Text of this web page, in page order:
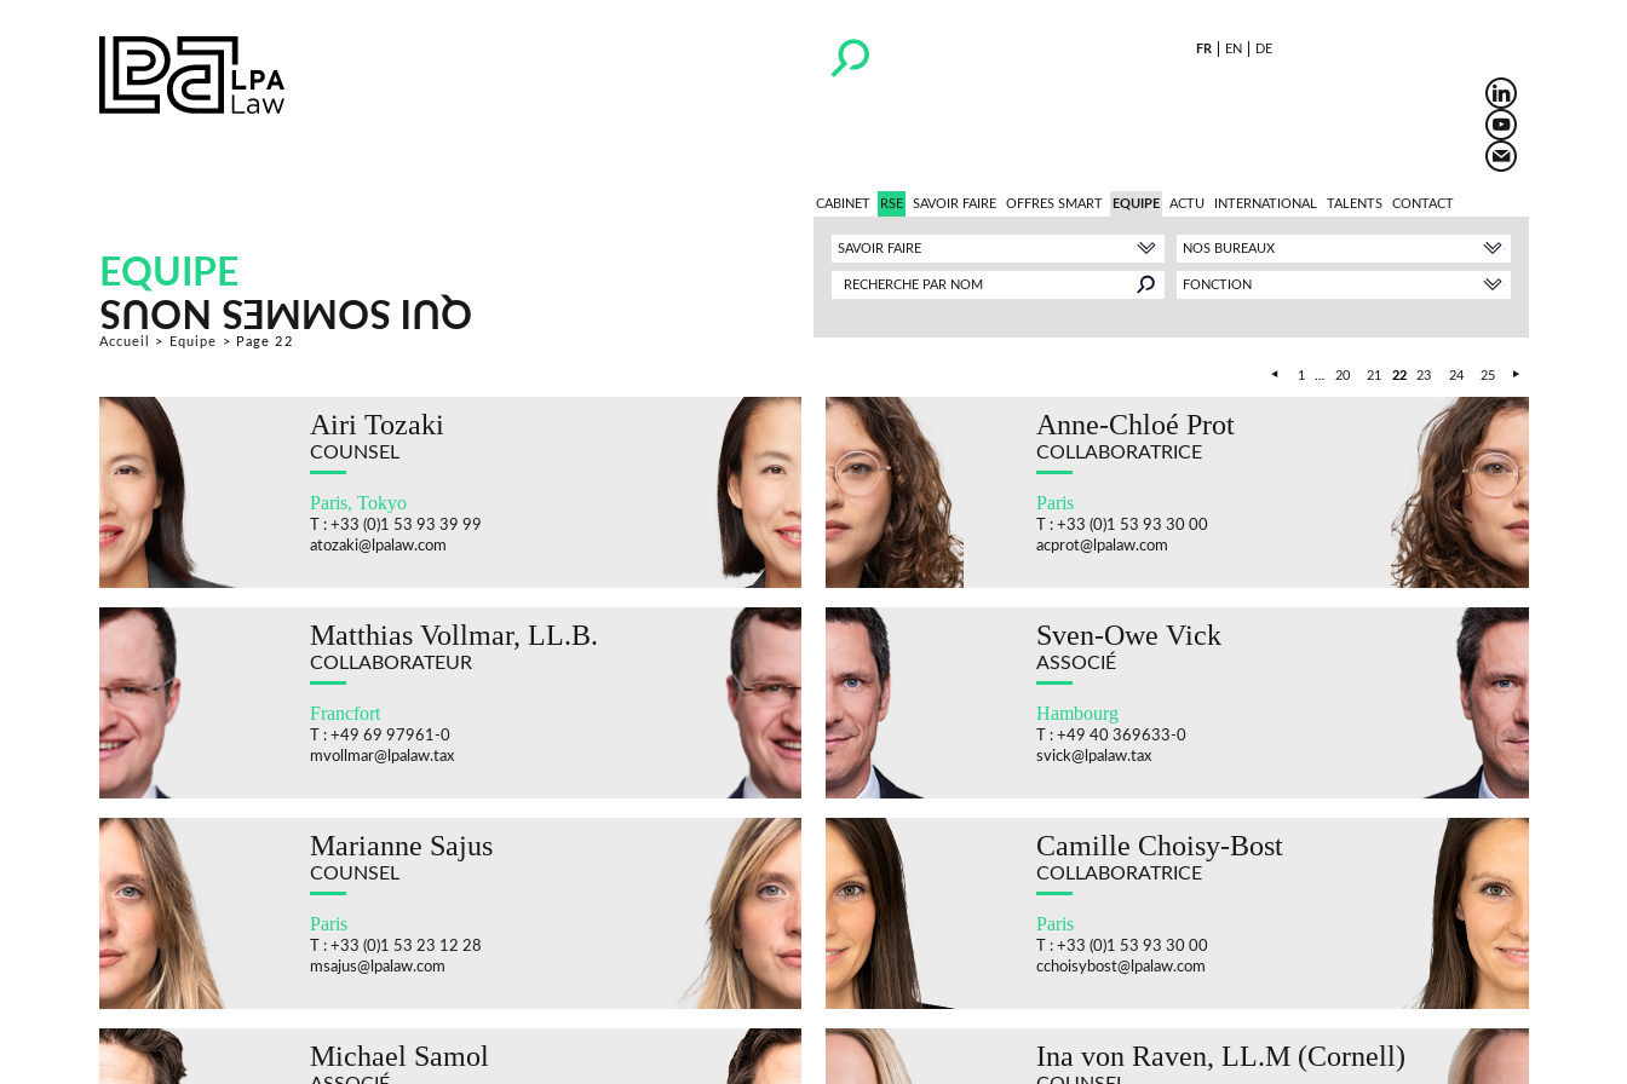
FR EN DE
CABINET RSE SAVOIR FAIRE OFFRES SMART EQUIPE ACTU INTERNATIONAL TALENTS CONTACT
EQUIPE
QUI SOMMES NOUS
Accueil > Equipe > Page 22
SAVOIR FAIRE NOS BUREAUX
FONCTION
1 20 21 22 23 24 25
Airi Tozaki
COUNSEL
Paris, Tokyo
T : +33 (0)1 53 93 39 99
atozaki@lpalaw.com
Anne-Chloé Prot
COLLABORATRICE
Paris
T : +33 (0)1 53 93 30 00
acprot@lpalaw.com
Matthias Vollmar, LL.B.
COLLABORATEUR
Francfort
T : +49 69 97961-0
mvollmar@lpalaw.tax
Sven-Owe Vick
ASSOCIÉ
Hambourg
T : +49 40 369633-0
svick@lpalaw.tax
Marianne Sajus
COUNSEL
Paris
T : +33 (0)1 53 23 12 28
msajus@lpalaw.com
Camille Choisy-Bost
COLLABORATRICE
Paris
T : +33 (0)1 53 93 30 00
cchoisybost@lpalaw.com
Michael Samol Ina von Raven, LL.M (Cornell)